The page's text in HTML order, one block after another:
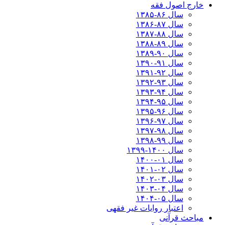
خارج اصول فقه
سال ۸۶-۱۳۸۵
سال ۸۷-۱۳۸۶
سال ۸۸-۱۳۸۷
سال ۸۹-۱۳۸۸
سال ۹۰-۱۳۸۹
سال ۹۱-۱۳۹۰
سال ۹۲-۱۳۹۱
سال ۹۳-۱۳۹۲
سال ۹۴-۱۳۹۳
سال ۹۵-۱۳۹۴
سال ۹۶-۱۳۹۵
سال ۹۷-۱۳۹۶
سال ۹۸-۱۳۹۷
سال ۹۹-۱۳۹۸‍
سال ۱۴۰۰-۱۳۹۹
سال ۰۱-۱۴۰۰
سال ۰۲-۱۴۰۱
سال ۰۳-۱۴۰۲
سال ۰۴-۱۴۰۳
سال ۰۵-۱۴۰۴
اعتبار روایات غیر فقهی
مباحث قرآنی